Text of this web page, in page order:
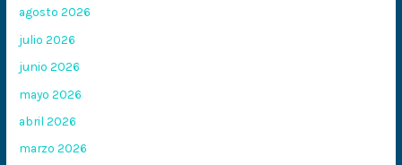
agosto 2026
julio 2026
junio 2026
mayo 2026
abril 2026
marzo 2026